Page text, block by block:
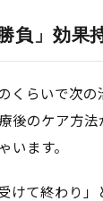
負」効果
くらいで次
後のケア方
ます。
けて終わり